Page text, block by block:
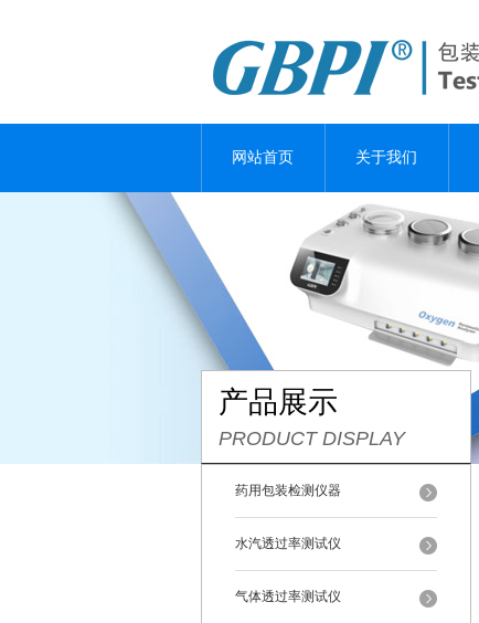
网站首页 关于我们
产品展示
PRODUCT DISPLAY
药用包装检测仪器
水汽透过率测试仪
气体透过率测试仪